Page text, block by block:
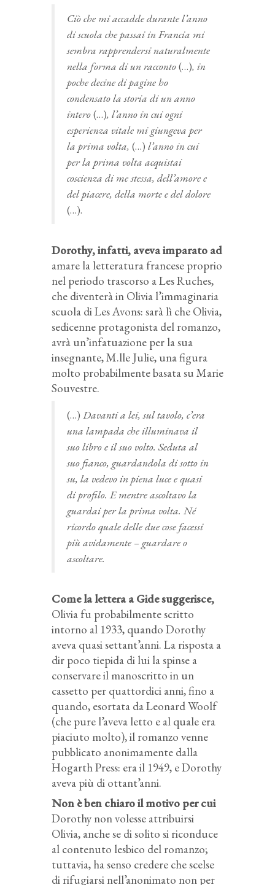
Ciò che mi accadde durante l’anno
di scuola che passai in Francia mi
sembra rapprendersi naturalmente
nella forma di un racconto(…), in
poche decine di pagine ho
condensato la storia di un anno
intero(…), l’anno in cui ogni
esperienza vitale mi giungeva per
la prima volta, (…) l’anno in cui
per la prima volta acquistai
coscienza di me stessa, dell’amore e
del piacere, della morte e del dolore
(…).
Dorothy, infatti, aveva imparato ad
amare la letteratura francese proprio
nel periodo trascorso a Les Ruches,
che diventerà in Olivia l’immaginaria
scuola di Les Avons: sarà lì che Olivia,
sedicenne protagonista del romanzo,
avrà un’infatuazione per la sua
insegnante, M.lle Julie, una figura
molto probabilmente basata su Marie
Souvestre.
(…) Davanti a lei, sul tavolo, c’era
una lampada che illuminava il
suo libro e il suo volto. Seduta al
suo fianco, guardandola di sotto in
su, la vedevo in piena luce e quasi
di profilo. E mentre ascoltavo la
guardai per la prima volta. Né
ricordo quale delle due cose facessi
più avidamente – guardare o
ascoltare.
Come la lettera a Gide suggerisce,
Olivia fu probabilmente scritto
intorno al 1933, quando Dorothy
aveva quasi settant’anni. La risposta a
dir poco tiepida di lui la spinse a
conservare il manoscritto in un
cassetto per quattordici anni, fino a
quando, esortata da Leonard Woolf
(che pure l’aveva letto e al quale era
piaciuto molto), il romanzo venne
pubblicato anonimamente dalla
Hogarth Press: era il 1949, e Dorothy
aveva più di ottant’anni.
Non è ben chiaro il motivo per cui
Dorothy non volesse attribuirsi
Olivia, anche se di solito si riconduce
al contenuto lesbico del romanzo;
tuttavia, ha senso credere che scelse
di rifugiarsi nell’anonimato non per